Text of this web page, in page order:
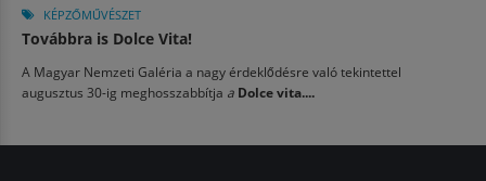
KÉPZŐMŰVÉSZET
Továbbra is Dolce Vita!
A Magyar Nemzeti Galéria a nagy érdeklődésre való tekintettel
augusztus 30-ig meghosszabbítja a Dolce vita....